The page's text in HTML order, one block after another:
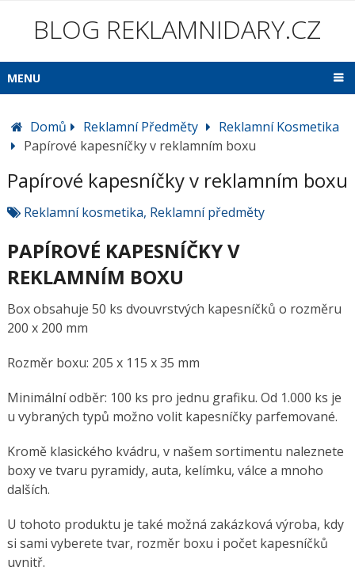
BLOG REKLAMNIDARY.CZ
MENU
Domů Reklamní Předměty
Reklamní Kosmetika
Papírové kapesníčky v reklamním boxu
Papírové kapesníčky v reklamním boxu
Reklamní kosmetika, Reklamní předměty
PAPÍROVÉ KAPESNÍČKY V
REKLAMNÍM BOXU
Box obsahuje 50 ks dvouvrstvých kapesníčků o rozměru
200 x 200 mm
Rozměr boxu: 205 x 115 x 35 mm
Minimální odběr: 100 ks pro jednu grafiku. Od 1.000 ks je
u vybraných typů možno volit kapesníčky parfemované.
Kromě klasického kvádru, v našem sortimentu naleznete
boxy ve tvaru pyramidy, auta, kelímku, válce a mnoho
dalších.
U tohoto produktu je také možná zakázková výroba, kdy
si sami vyberete tvar, rozměr boxu i počet kapesníčků
uvnitř.